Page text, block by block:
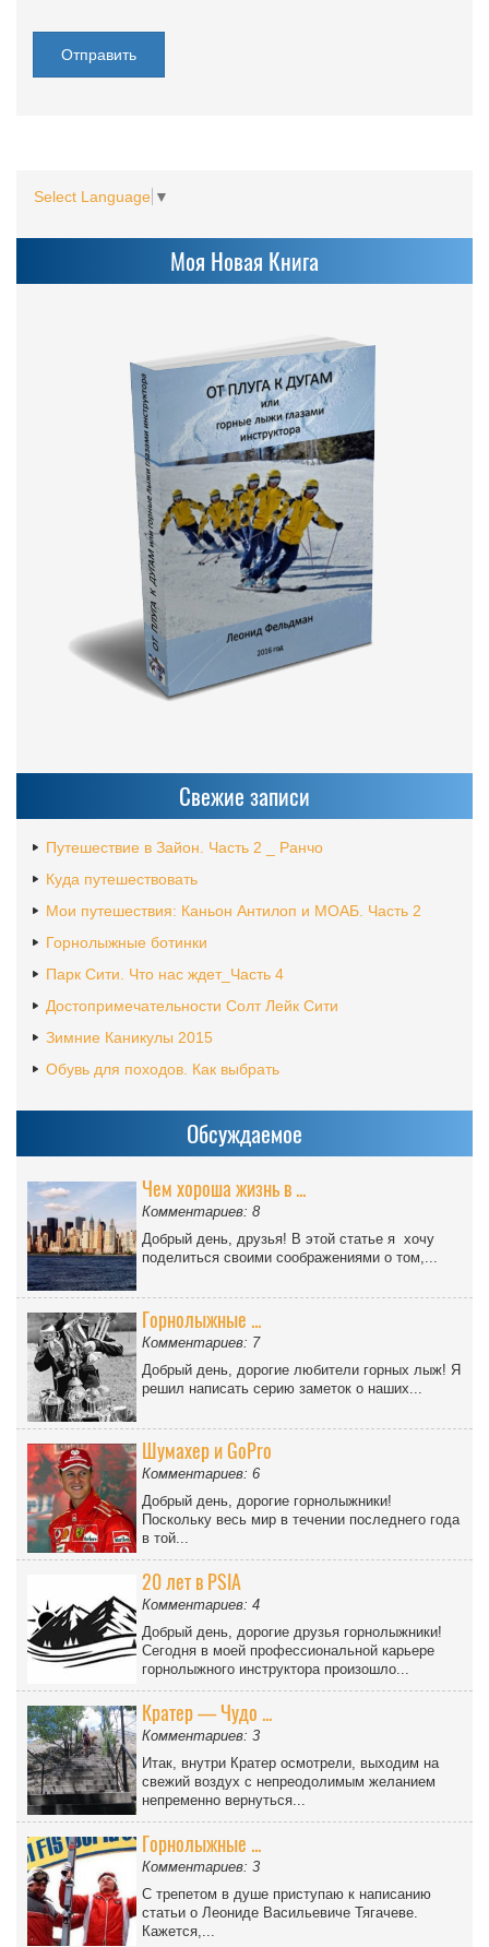
Select Language ▼
Моя Новая Книга
Свежие записи
Путешествие в Зайон. Часть 2 _ Ранчо
Куда путешествовать
Мои путешествия: Каньон Антилоп и МОАБ. Часть 2
Горнолыжные ботинки
Парк Сити. Что нас ждет_Часть 4
Достопримечательности Солт Лейк Сити
Зимние Каникулы 2015
Обувь для походов. Как выбрать
Обсуждаемое
Чем хороша жизнь в ...
Комментариев: 8
Добрый день, друзья! В этой статье я хочу
поделиться своими соображениями о том,...
Горнолыжные ...
Комментариев: 7
Добрый день, дорогие любители горных лыж! Я
решил написать серию заметок о наших...
Шумахер и GoPro
Комментариев: 6
Добрый день, дорогие горнолыжники!
Поскольку весь мир в течении последнего года
в той...
20 лет в PSIA
Комментариев: 4
Добрый день, дорогие друзья горнолыжники!
Сегодня в моей профессиональной карьере
горнолыжного инструктора произошло...
Кратер — Чудо ...
Комментариев: 3
Итак, внутри Кратер осмотрели, выходим на
свежий воздух с непреодолимым желанием
непременно вернуться...
Горнолыжные ...
Комментариев: 3
С трепетом в душе приступаю к написанию
статьи о Леониде Васильевиче Тягачеве.
Кажется,...